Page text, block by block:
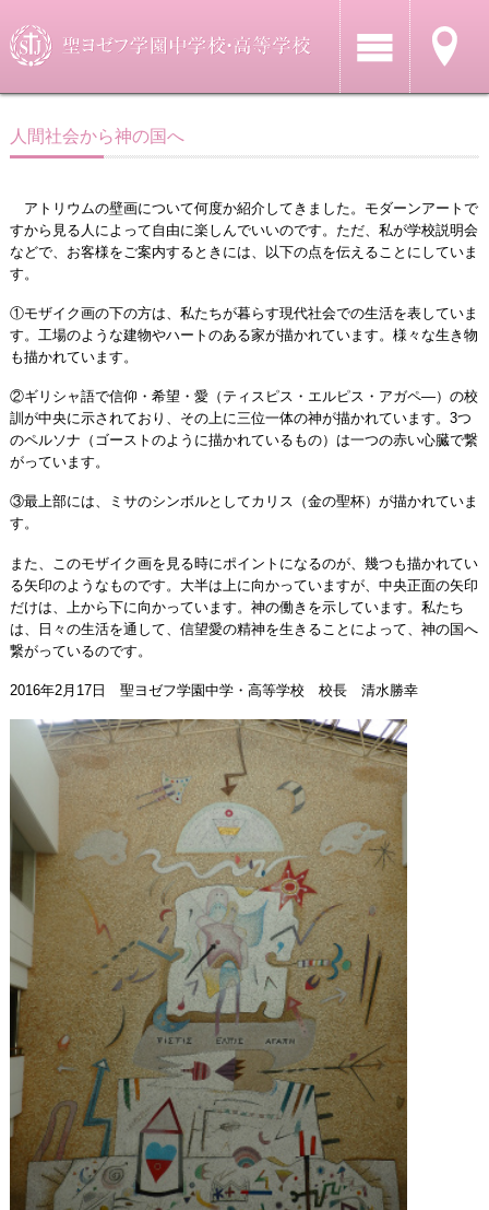
人間社会から神の国へ
アトリウムの壁画について何度か紹介してきました。モダーンアートで
すから見る人によって自由に楽しんでいいのです。ただ、私が学校説明会
などで、お客様をご案内するときには、以下の点を伝えることにしていま
す。
①モザイク画の下の方は、私たちが暮らす現代社会での生活を表していま
す。工場のような建物やハートのある家が描かれています。様々な生き物
も描かれています。
②ギリシャ語で信仰・希望・愛（ティスピス・エルピス・アガペ―）の校
訓が中央に示されており、その上に三位一体の神が描かれています。3つ
のペルソナ（ゴーストのように描かれているもの）は一つの赤い心臓で繋
がっています。
③最上部には、ミサのシンボルとしてカリス（金の聖杯）が描かれていま
す。
また、このモザイク画を見る時にポイントになるのが、幾つも描かれてい
る矢印のようなものです。大半は上に向かっていますが、中央正面の矢印
だけは、上から下に向かっています。神の働きを示しています。私たち
は、日々の生活を通して、信望愛の精神を生きることによって、神の国へ
繋がっているのです。
2016年2月17日 聖ヨゼフ学園中学・高等学校 校長 清水勝幸